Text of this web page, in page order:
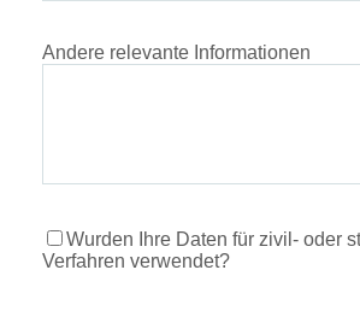
Andere relevante Informationen
Wurden Ihre Daten für zivil- oder
Verfahren verwendet?